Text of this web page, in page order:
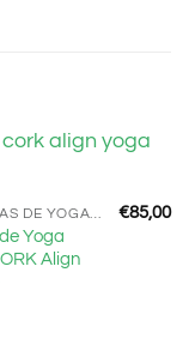
Yoga
Align
€85,00